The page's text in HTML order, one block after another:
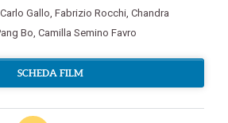
Carlo Gallo, Fabrizio Rocchi, Chandra
Bo, Camilla Semino Favro
SCHEDA FILM